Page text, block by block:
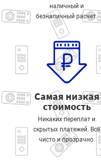
наличный и
безналичный расчет.
Самая низкая
стоимость
Никаких переплат и
скрытых платежей. Всё
чисто и прозрачно.